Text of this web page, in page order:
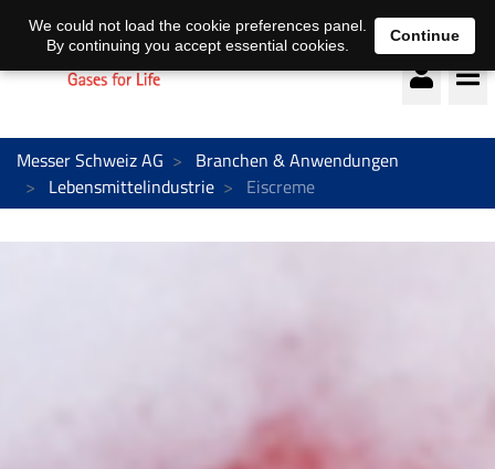
Deutsch français
Messer Schweiz AG
Branchen & Anwendungen
Lebensmittelindustrie
Eiscreme
We could not load the cookie preferences panel.
By continuing you accept essential cookies.
Continue